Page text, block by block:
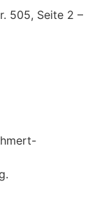
505, Seite 2 –